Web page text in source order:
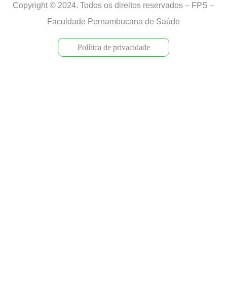
Copyright © 2024. Todos os direitos reservados – FPS –
Faculdade Pernambucana de Saúde
Política de privacidade